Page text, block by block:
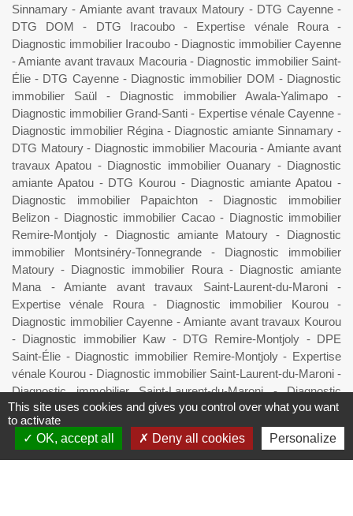
Sinnamary - Amiante avant travaux Matoury - DTG Cayenne-
DTG DOM - DTG Iracoubo- Expertise vénale Roura-
Diagnostic immobilier Iracoubo - Diagnostic immobilier Cayenne
-Amiante avant travaux Macouria- Diagnostic immobilier Saint-
Élie - DTG Cayenne- Diagnostic immobilier DOM - Diagnostic
immobilier Saül - Diagnostic immobilier Awala-Yalimapo -
Diagnostic immobilier Grand-Santi - Expertise vénale Cayenne-
Diagnostic immobilier Régina- Diagnostic amiante Sinnamary -
DTG Matoury- Diagnostic immobilier Macouria- Amiante avant
travaux Apatou - Diagnostic immobilier Ouanary - Diagnostic
amiante Apatou- DTG Kourou - Diagnostic amiante Apatou -
Diagnostic immobilier Papaichton - Diagnostic immobilier
Belizon - Diagnostic immobilier Cacao- Diagnostic immobilier
Remire-Montjoly - Diagnostic amiante Matoury - Diagnostic
immobilier Montsinéry-Tonnegrande - Diagnostic immobilier
Matoury - Diagnostic immobilier Roura- Diagnostic amiante
Mana - Amiante avant travaux Saint-Laurent-du-Maroni-
Expertise vénale Roura- Diagnostic immobilier Kourou-
Diagnostic immobilier Cayenne - Amiante avant travaux Kourou
- Diagnostic immobilier Kaw - DTG Remire-Montjoly - DPE
Saint-Élie - Diagnostic immobilier Remire-Montjoly- Expertise
vénale Kourou - Diagnostic immobilier Saint-Laurent-du-Maroni -
Diagnostic immobilier Saint-Laurent-du-Maroni-Diagnostic
immobilier Apatou-Expertise vénale Mana -Diagnostic
immobilier Guyane 9 -Amiante avant travaux Guyane-
Diagnostic immobilier Mana-Amiante avant travaux Mana-
DTG Apatou-Amiante avant travaux Maripasoula-DTG
This site uses cookies and gives you control over what you want
to activate
OK, accept all
Deny all cookies Personalize